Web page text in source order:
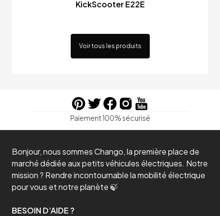
KickScooter E22E
Voir tous les produits
Paiement 100% sécurisé
Bonjour, nous sommes Chango, la première place de
marché dédiée aux petits véhicules électriques. Notre
mission ? Rendre incontournable la mobilité électrique
pour vous et notre planète 🍃
BESOIN D’AIDE ?